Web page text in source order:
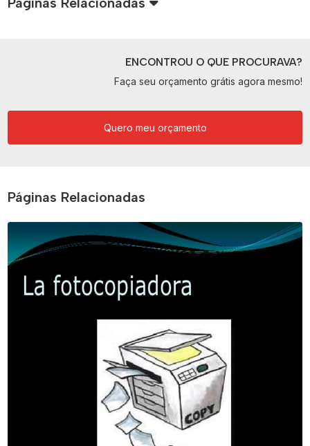
ENCONTROU O QUE PROCURAVA?
Faça seu orçamento grátis agora mesmo!
Quero meu orçamento
Páginas Relacionadas